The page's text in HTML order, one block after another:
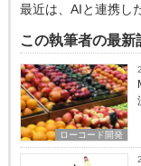
最近は、AIと連携し
この執筆者の最新
ローコード開発